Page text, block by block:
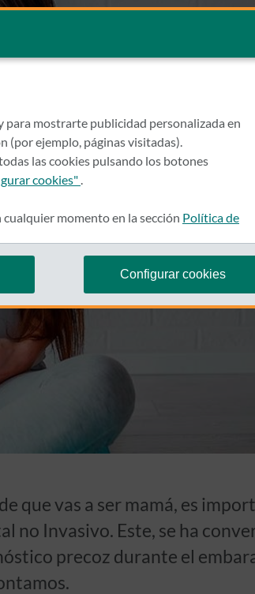
que vas a ser mamá, es
no Invasivo. Este, se ha
precoz durante el
para mostrarte publicidad personalizada en
(por ejemplo, páginas visitadas).
las cookies pulsando los botones
cookies" .
momento en la sección Política de
Configurar cookies